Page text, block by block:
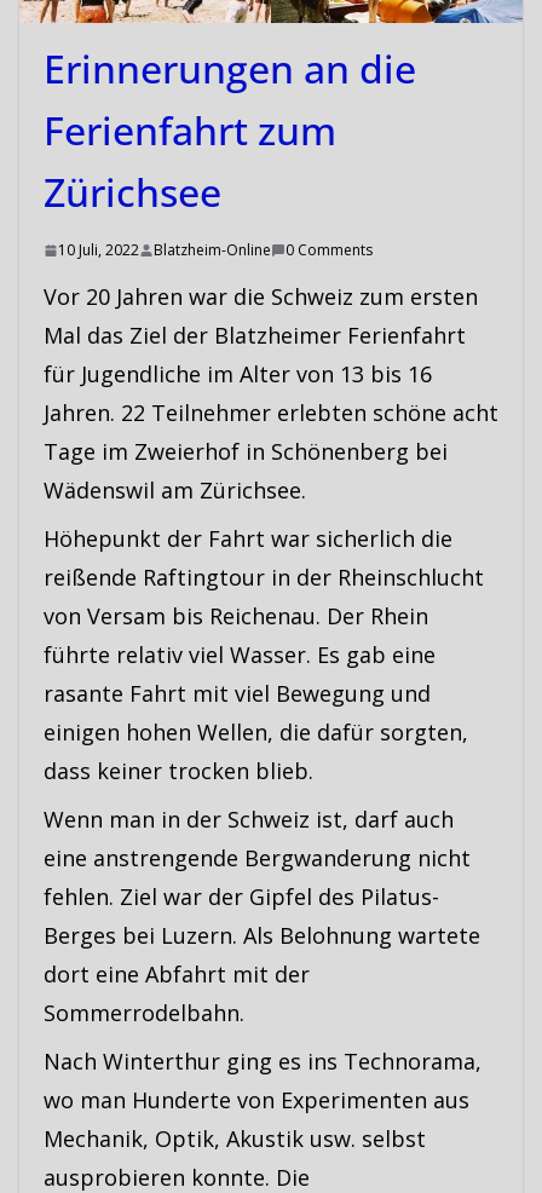
Erinnerungen an die
Ferienfahrt zum
Zürichsee
10 Juli, 2022 Blatzheim-Online 0 Comments
Vor 20 Jahren war die Schweiz zum ersten
Mal das Ziel der Blatzheimer Ferienfahrt
für Jugendliche im Alter von 13 bis 16
Jahren. 22 Teilnehmer erlebten schöne acht
Tage im Zweierhof in Schönenberg bei
Wädenswil am Zürichsee.
Höhepunkt der Fahrt war sicherlich die
reißende Raftingtour in der Rheinschlucht
von Versam bis Reichenau. Der Rhein
führte relativ viel Wasser. Es gab eine
rasante Fahrt mit viel Bewegung und
einigen hohen Wellen, die dafür sorgten,
dass keiner trocken blieb.
Wenn man in der Schweiz ist, darf auch
eine anstrengende Bergwanderung nicht
fehlen. Ziel war der Gipfel des Pilatus-
Berges bei Luzern. Als Belohnung wartete
dort eine Abfahrt mit der
Sommerrodelbahn.
Nach Winterthur ging es ins Technorama,
wo man Hunderte von Experimenten aus
Mechanik, Optik, Akustik usw. selbst
ausprobieren konnte. Die